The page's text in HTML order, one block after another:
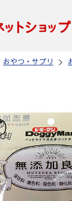
おやつ・サプリ